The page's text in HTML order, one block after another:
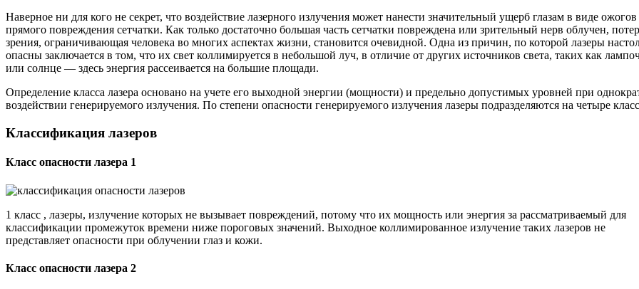
Наверное ни для кого не секрет, что воздействие лазерного излучения может нанести значительный ущерб глазам в виде ожогов
прямого повреждения сетчатки. Как только достаточно большая часть сетчатки повреждена или зрительный нерв облучен,
зрения, ограничивающая человека во многих аспектах жизни, становится очевидной. Одна из причин, по которой лазеры
опасны заключается в том, что их свет коллимируется в небольшой луч, в отличие от других источников света, таких как
или солнце — здесь энергия рассеивается на большие площади.
Определение класса лазера основано на учете его выходной энергии (мощности) и предельно допустимых уровней при
воздействии генерируемого излучения. По степени опасности генерируемого излучения лазеры подразделяются на четыре
Классификация лазеров
Класс опасности лазера 1
1 класс , лазеры, излучение которых не вызывает повреждений, потому что их мощность или энергия за рассматриваемый для
классификации промежуток времени ниже пороговых значений. Выходное коллимированное излучение таких лазеров не
представляет опасности при облучении глаз и кожи.
Класс опасности лазера 2